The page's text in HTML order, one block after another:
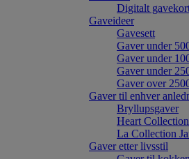
Digitalt
Gaveideer
Gavesett
Gaver under
Gaver under
Gaver under
Gaver over
Gaver til enhver
Bryllupsgaver
Heart Collection
La Collection
Gaver etter livsstil